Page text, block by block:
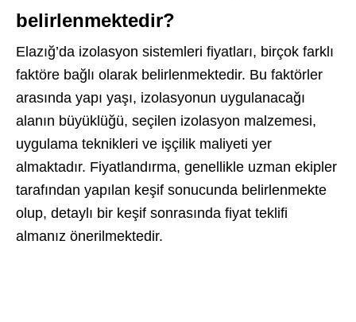
belirlenmektedir?
Elazığ’da izolasyon sistemleri fiyatları, birçok farklı
faktöre bağlı olarak belirlenmektedir. Bu faktörler
arasında yapı yaşı, izolasyonun uygulanacağı
alanın büyüklüğü, seçilen izolasyon malzemesi,
uygulama teknikleri ve işçilik maliyeti yer
almaktadır. Fiyatlandırma, genellikle uzman ekipler
tarafından yapılan keşif sonucunda belirlenmekte
olup, detaylı bir keşif sonrasında fiyat teklifi
almanız önerilmektedir.